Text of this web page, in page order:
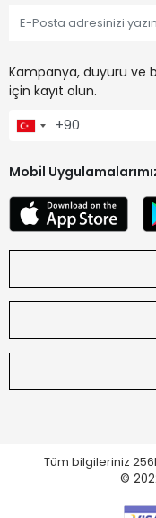
Kampanya, duyuru ve
için kayıt olun.
Mobil
Tüm bilgileriniz
©